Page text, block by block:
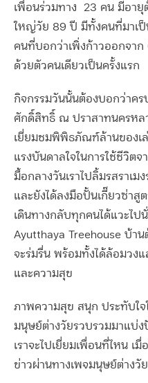
เพื่อนร่วมทาง 23 คน มีอายุ
ใหญ่วัย 89 ปี มีทั้งคนที่มาเ
คนที่บอกว่าเพิ่งก้าวออกจาก
ด้วยตัวคนเดียวเป็นครั้งแรก
กิจกรรมวันนั้นต้องบอกว่าคร
ศักดิ์สิทธิ์ ณ ปราสาทนครหล
เยี่ยมชมพิพิธภัณฑ์ล้านของเ
แรงบันดาลใจในการใช้ชีวิต
มื้อกลางวันเราไปลิ้มรสราเม
และยังได้ลงมือปั้นเกี๊ยวซ่าสู
เดินทางกลับทุกคนได้แวะไป
Ayutthaya Treehouse บ้า
จะร่มรื่น พร้อมทั้งได้ล้อมวง
และความสุข
ภาพความสุข สนุก ประทับใจ
มนุษย์ต่างวัยรวบรวมมาแบ่
เราจะไปเยี่ยมเพื่อนที่ไหน เ
ข่าวผ่านทางเพจมนุษย์ต่างวัย